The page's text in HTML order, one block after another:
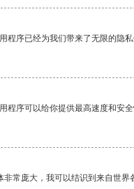
程序已经为我们带来了无限的隐私
程序可以给你提供最高速度和安全
常庞大，我可以结识到来自世界